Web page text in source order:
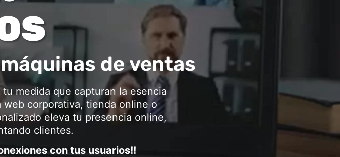
de ventas
medida que capturan la esencia
corporativa, tienda online o
eleva tu presencia online,
clientes.
con tus usuarios!!